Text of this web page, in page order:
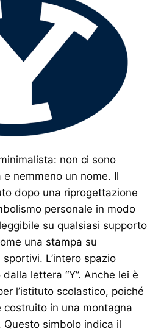
non ci sono
nemmeno un nome. Il
dopo una riprogettazione
personale in modo
su qualsiasi supporto
una stampa su
L’intero spazio
lettera “Y”. Anche lei è
l’istituto scolastico, poiché
in una montagna
simbolo indica il